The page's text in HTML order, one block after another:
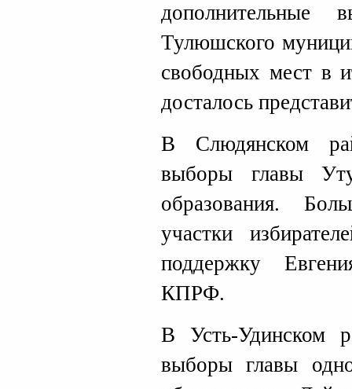
дополнительные
Тулюшского
свободных мест в
досталось
В Слюдянском
выборы главы
образования.
участки
поддержку
КПРФ.
В Усть-Удинском
выборы главы